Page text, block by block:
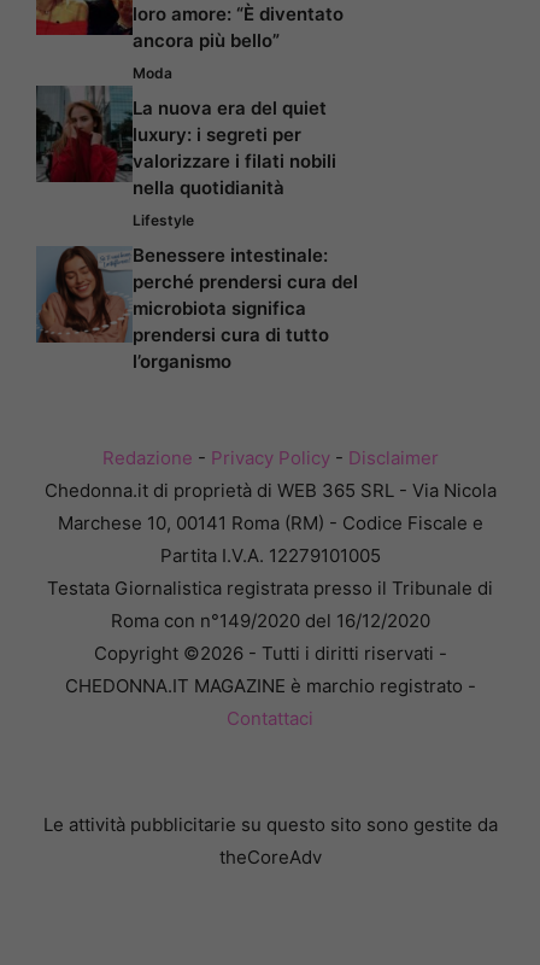
loro amore: “È diventato
ancora più bello”
Moda
La nuova era del quiet
luxury: i segreti per
valorizzare i filati nobili
nella quotidianità
Lifestyle
Benessere intestinale:
perché prendersi cura del
microbiota significa
prendersi cura di tutto
l’organismo
Redazione - Privacy Policy- Disclaimer
Chedonna.it di proprietà di WEB 365 SRL - Via Nicola
Marchese 10, 00141 Roma (RM) - Codice Fiscale e
Partita I.V.A. 12279101005
Testata Giornalistica registrata presso il Tribunale di
Roma con n°149/2020 del 16/12/2020
Copyright ©2026 - Tutti i diritti riservati -
CHEDONNA.IT MAGAZINE è marchio registrato -
Contattaci
Le attività pubblicitarie su questo sito sono gestite da
theCoreAdv